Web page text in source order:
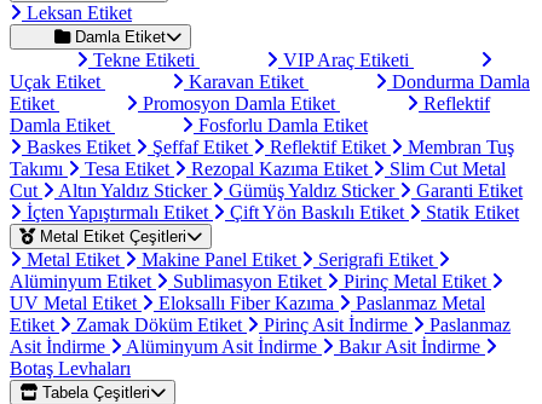
Leksan Etiket
Damla Etiket
Tekne Etiketi
VIP Araç Etiketi
Uçak Etiket
Karavan Etiket
Dondurma Damla
Etiket
Promosyon Damla Etiket
Reflektif
Damla Etiket
Fosforlu Damla Etiket
Baskes Etiket
Şeffaf Etiket Reflektif Etiket
Membran Tuş
Takımı
Tesa Etiket Rezopal Kazıma Etiket
Slim Cut Metal
Cut
Altın Yaldız Sticker Gümüş Yaldız Sticker
Garanti Etiket
İçten Yapıştırmalı Etiket
Çift Yön Baskılı Etiket Statik Etiket
Metal Etiket Çeşitleri
Metal Etiket Makine Panel Etiket
Serigrafi Etiket
Alüminyum Etiket
Sublimasyon Etiket
Pirinç Metal Etiket
UV Metal Etiket
Eloksallı Fiber Kazıma
Paslanmaz Metal
Etiket
Zamak Döküm Etiket Pirinç Asit İndirme
Paslanmaz
Asit İndirme
Alüminyum Asit İndirme
Bakır Asit İndirme
Botaş Levhaları
Tabela Çeşitleri